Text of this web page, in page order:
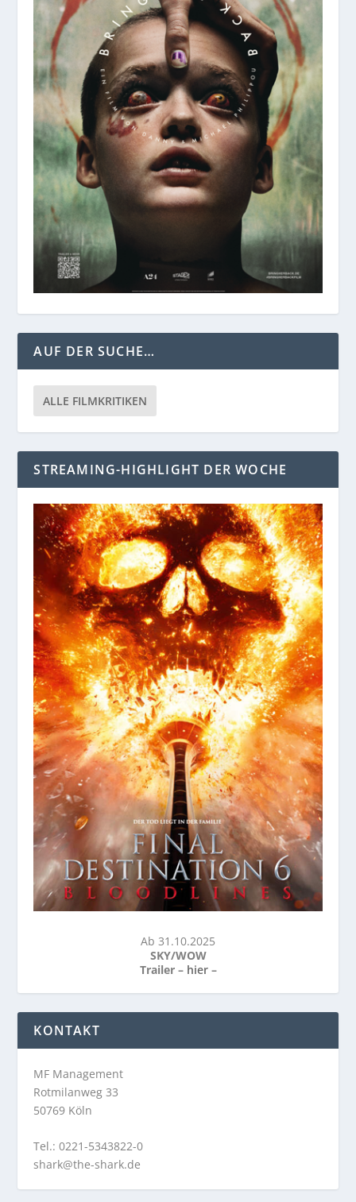
AUF DER SUCHE…
ALLE FILMKRITIKEN
STREAMING-HIGHLIGHT DER WOCHE
Ab 31.10.2025
SKY/WOW
Trailer – hier –
KONTAKT
MF Management
Rotmilanweg 33
50769 Köln
Tel.: 0221-5343822-0
shark@the-shark.de